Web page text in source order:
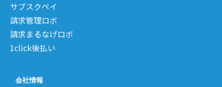
サブスクペイ
請求管理ロボ
請求まるなげロボ
1click後払い
会社情報